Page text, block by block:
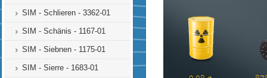
SIM - Schlieren - 3362-01
SIM - Schänis - 1167-01
SIM - Siebnen - 1175-01
SIM - Sierre - 1683-01